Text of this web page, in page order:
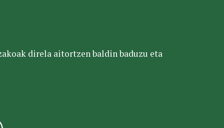
direla aitortzen baldin baduzu eta